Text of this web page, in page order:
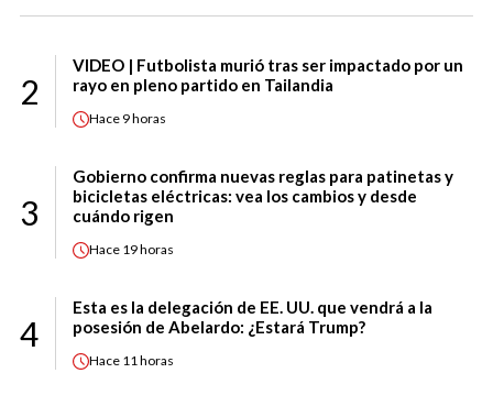
2
VIDEO | Futbolista murió tras ser impactado por un
rayo en pleno partido en Tailandia
Hace 9 horas
3
Gobierno confirma nuevas reglas para patinetas y
bicicletas eléctricas: vea los cambios y desde
cuándo rigen
Hace 19 horas
4
Esta es la delegación de EE. UU. que vendrá a la
posesión de Abelardo: ¿Estará Trump?
Hace 11 horas